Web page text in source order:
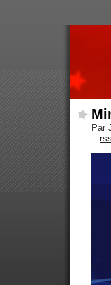
Par
:: rss